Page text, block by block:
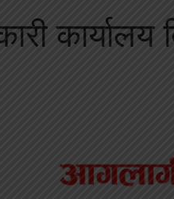
कार्यालय